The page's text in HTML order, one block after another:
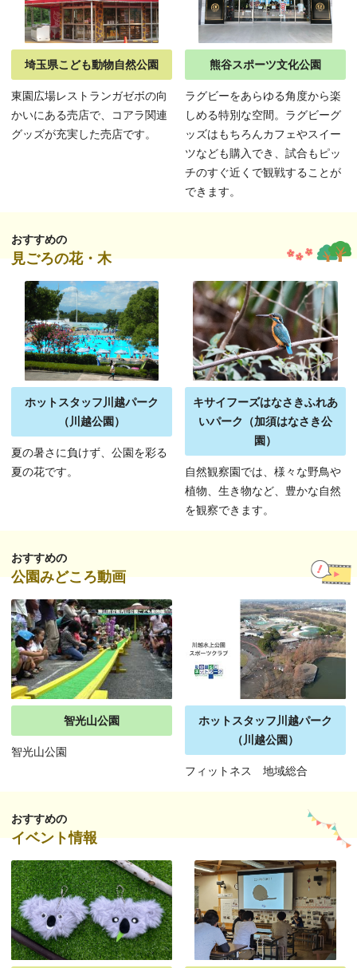
埼玉県こども動物自然公園
東園広場レストランガゼボの向
かいにある売店で、コアラ関連
グッズが充実した売店です。
熊谷スポーツ文化公園
ラグビーをあらゆる角度から楽
しめる特別な空間。ラグビーグ
ッズはもちろんカフェやスイー
ツなども購入でき、試合もピッ
チのすぐ近くで観戦することが
できます。
おすすめの
見ごろの花・木
ホットスタッフ川越パーク
（川越公園）
夏の暑さに負けず、公園を彩る
夏の花です。
キサイフーズはなさきふれあ
いパーク（加須はなさき公
園）
自然観察園では、様々な野鳥や
植物、生き物など、豊かな自然
を観察できます。
おすすめの
公園みどころ動画
智光山公園
智光山公園
ホットスタッフ川越パーク
（川越公園）
フィットネス 地域総合
おすすめの
イベント情報